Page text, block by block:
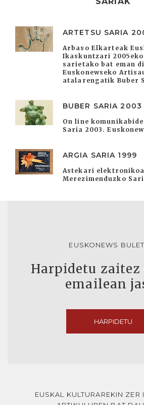
ARTETSU SARIA
Arbaso Elkarteak
Ikaskuntzari
sarietako bat eman
Euskonewseko
atalarengatik Buber
BUBER SARIA 2003
On line
Saria 2003.
ARGIA SARIA 1999
Astekari
Merezimenduzko
EUSKONEWS
Harpidetu zaitez
emailean
HARPIDETU
EUSKAL KULTURAREKIN ZER